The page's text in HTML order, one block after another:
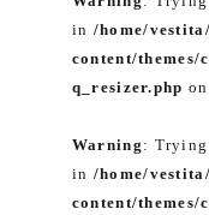
in /home/
content/
q_resizer.php
Warning : Trying
in /home/
content/